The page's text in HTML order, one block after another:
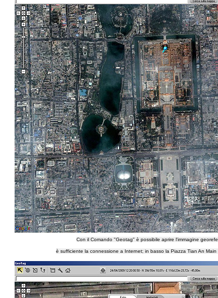
Con il Comando "Geotag" è possibile aprire l'immagine
è sufficiente la connessione a Internet; in basso la Piazza Tian An